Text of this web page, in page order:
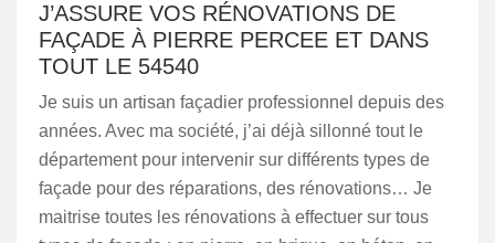
J’ASSURE VOS RÉNOVATIONS DE
FAÇADE À PIERRE PERCEE ET DANS
TOUT LE 54540
Je suis un artisan façadier professionnel depuis des
années. Avec ma société, j’ai déjà sillonné tout le
département pour intervenir sur différents types de
façade pour des réparations, des rénovations… Je
maitrise toutes les rénovations à effectuer sur tous